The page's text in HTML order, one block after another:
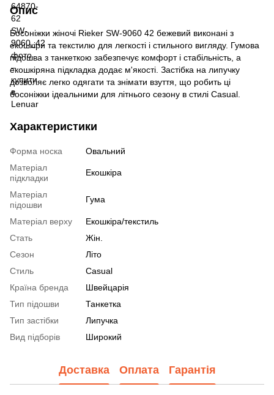
Опис
Босоніжки жіночі Rieker SW-9060 42 бежевий виконані з
екошкіри та текстилю для легкості і стильного вигляду. Гумова
підошва з танкеткою забезпечує комфорт і стабільність, а
екошкіряна підкладка додає м'якості. Застібка на липучку
дозволяє легко одягати та знімати взуття, що робить ці
босоніжки ідеальними для літнього сезону в стилі Casual.
Характеристики
Форма носка
Овальний
Матеріал
підкладки
Екошкіра
Матеріал
підошви
Гума
Матеріал верху
Екошкіра/текстиль
Стать
Жін.
Сезон
Літо
Стиль
Casual
Країна бренда
Швейцарія
Тип підошви
Танкетка
Тип застібки
Липучка
Вид підборів
Широкий
Доставка Оплата Гарантія